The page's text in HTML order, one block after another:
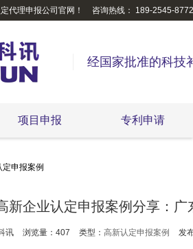
代理申报公司官网！ 咨询热线： 189-2545-8772
经国家批准的科技
项目申报 专利申请
定申报案例
新企业认定申报案例分享：
讯 浏览量：407 类型： 高新认定申报案例 发